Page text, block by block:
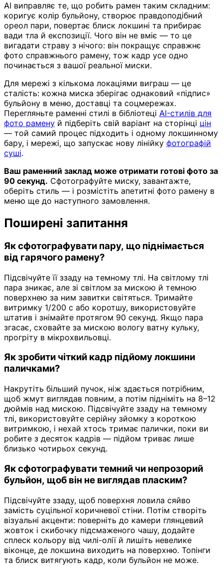
AI виправляє те, що робить рамен таким складним:
коригує колір бульйону, створює правдоподібний
ореол пари, повертає блиск локшині та прибирає
вади тла й експозиції. Чого він не вміє — то це
вигадати страву з нічого: він покращує справжнє
фото справжнього рамену, тож кадр усе одно
починається з вашої реальної миски.
Для мережі з кількома локаціями виграш — це
сталість: кожна миска зберігає однаковий «підпис»
бульйону в меню, доставці та соцмережах.
Перегляньте раменні стилі в бібліотеці AI-стилів для
фото рамену й підберіть свій варіант на сторінці цін
— той самий процес підходить і одному локшинному
бару, і мережі, що запускає нову лінійку фотографій
суші.
Ваш раменний заклад може отримати готові фото за
90 секунд. Сфотографуйте миску, завантажте,
оберіть стиль — і розмістіть апетитні фото рамену в
меню ще до наступного замовлення.
Поширені запитання
Як сфотографувати пару, що піднімається
від гарячого рамену?
Підсвічуйте її ззаду на темному тлі. На світлому тлі
пара зникає, але зі світлом за мискою й темною
поверхнею за ним завитки світяться. Тримайте
витримку 1/200 с або коротшу, використовуйте
штатив і знімайте протягом 90 секунд. Якщо пара
згасає, сховайте за мискою вологу ватну кульку,
прогріту в мікрохвильовці.
Як зробити чіткий кадр підйому локшини
паличками?
Накрутіть більший пучок, ніж здається потрібним,
щоб жмут виглядав повним, а потім підніміть на 8–12
дюймів над мискою. Підсвічуйте ззаду на темному
тлі, використовуйте серійну зйомку з короткою
витримкою, і нехай хтось тримає палички, поки ви
робите з десяток кадрів — підйом триває лише
близько чотирьох секунд.
Як сфотографувати темний чи непрозорий
бульйон, щоб він не виглядав пласким?
Підсвічуйте ззаду, щоб поверхня ловила сяйво
замість суцільної коричневої стіни. Потім створіть
візуальні акценти: поверніть до камери глянцевий
жовток і скибочку підсмаженого чашу, додайте
сплеск кольору від чилі-олії й лишіть невелике
віконце, де локшина виходить на поверхню. Топінги
та блиск витягують кадр, коли бульйон не може.